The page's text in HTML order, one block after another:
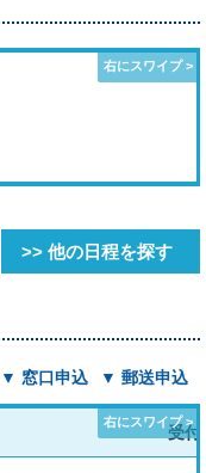
>> 他の日程を探す
▼ 窓口申込 ▼ 郵送申込
受付